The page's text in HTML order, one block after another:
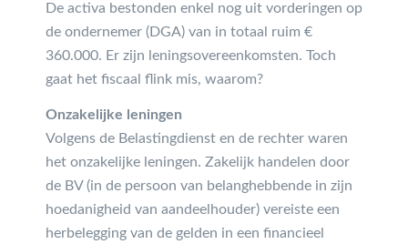
De activa bestonden enkel nog uit vorderingen op
de ondernemer (DGA) van in totaal ruim €
360.000. Er zijn leningsovereenkomsten. Toch
gaat het fiscaal flink mis, waarom?
Onzakelijke leningen
Volgens de Belastingdienst en de rechter waren
het onzakelijke leningen. Zakelijk handelen door
de BV (in de persoon van belanghebbende in zijn
hoedanigheid van aandeelhouder) vereiste een
herbelegging van de gelden in een financieel